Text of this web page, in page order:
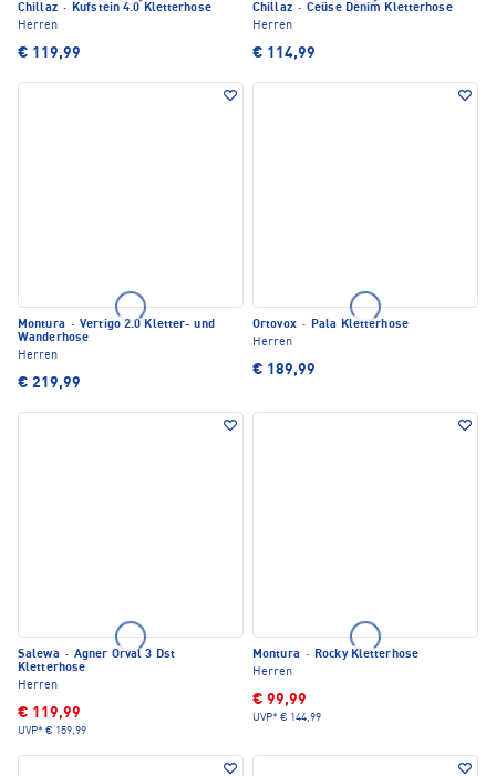
Chillaz · Kufstein 4.0 Kletterhose
Herren
€ 119,99
Chillaz · Ceüse Denim Kletterhose
Herren
€ 114,99
Montura · Vertigo 2.0 Kletter- und
Wanderhose
Herren
€ 219,99
Ortovox · Pala Kletterhose
Herren
€ 189,99
Salewa · Agner Orval 3 Dst
Kletterhose
Herren
€ 119,99
UVP* € 159,99
Montura · Rocky Kletterhose
Herren
€ 99,99
UVP* € 144,99